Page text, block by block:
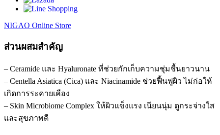
NIGAO Online Store
ส่วนผสมสำคัญ
– Ceramide และ Hyaluronate ที่ช่วยกักเก็บความชุ่มชื้นยาวนาน
– Centella Asiatica (Cica) และ Niacinamide ช่วยฟื้นฟูผิว ไม่ก่อให้
เกิดการระคายเคือง
– Skin Microbiome Complex ให้ผิวแข็งแรง เนียนนุ่ม ดูกระจ่างใส
และสุขภาพดี